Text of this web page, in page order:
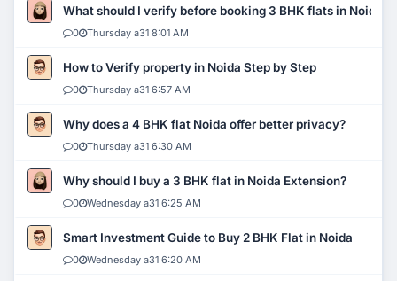
What should I verify before booking 3 BHK flats in Noida?
0 Thursday a31 8:01 AM
How to Verify property in Noida Step by Step
0 Thursday a31 6:57 AM
Why does a 4 BHK flat Noida offer better privacy?
0 Thursday a31 6:30 AM
Why should I buy a 3 BHK flat in Noida Extension?
0 Wednesday a31 6:25 AM
Smart Investment Guide to Buy 2 BHK Flat in Noida
0 Wednesday a31 6:20 AM